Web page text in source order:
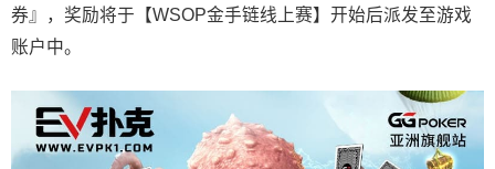
券』，奖励将于【WSOP金手链线上赛】开始后派发至游戏
账户中。